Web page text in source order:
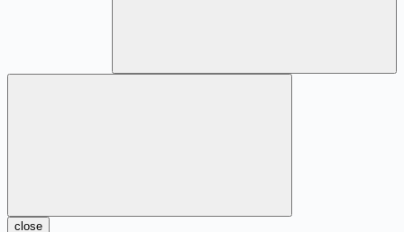
close